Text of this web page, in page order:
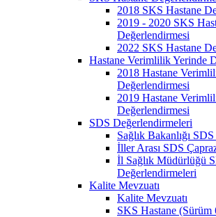
2018 SKS Hastane
2019 - 2020 SKS
Değerlendirmesi
2022 SKS Hastane
Hastane Verimlilik Yerinde
2018 Hastane
Değerlendirmesi
2019 Hastane
Değerlendirmesi
SDS Değerlendirmeleri
Sağlık Bakanlığı
İller Arası SDS
İl Sağlık Müdürlüğü
Değerlendirmeleri
Kalite Mevzuatı
Kalite Mevzuatı
SKS Hastane (Sürüm